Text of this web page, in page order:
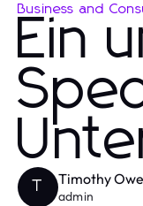
Business and
Ein
Timothy
admin